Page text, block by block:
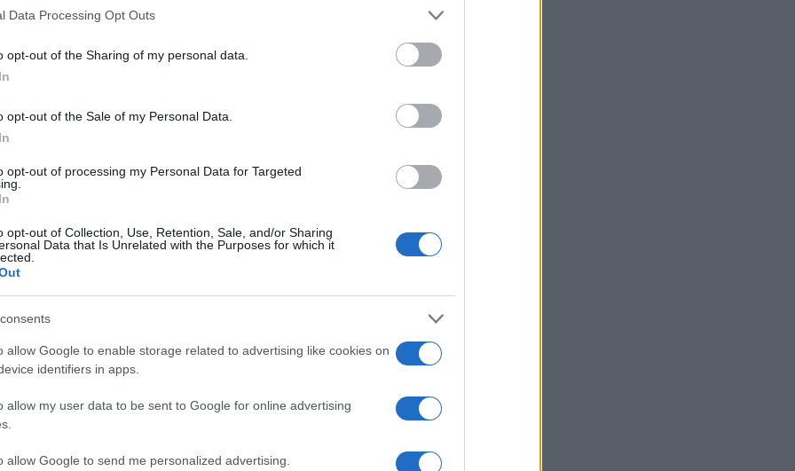
Data Processing Opt Outs
opt-out of the Sharing of my personal data.
opt-out of the Sale of my Personal Data.
opt-out of processing my Personal Data for Targeted
opt-out of Collection, Use, Retention, Sale, and/or Sharing
Data that Is Unrelated with the Purposes for which it
allow Google to enable storage related to advertising like cookies on
identifiers in apps.
allow my user data to be sent to Google for online advertising
allow Google to send me personalized advertising.
επικοινωνίας που τηρούνται στα μητρώα του
στο Εθνικό Μητρώο Επικοινωνίας
λάβουν sms και email από τη Γενική Γραμματεία
ενώ οι υπόλοιποι θα ειδοποιηθούν με
που δεν είναι εφικτή η επικοινωνία με κάποιον από
ειδοποιήσεις μέσω ταχυδρομείου.
τα οχήματά τους, θα πρέπει να επισκεφθούν
τους προσωπικούς κωδικούς taxisnet. Μέσω της
για την κατάσταση μη συμμόρφωσης κάθε οχήματος
Πληροφοριακών Συστημάτων και Ψηφιακής
σε συνεργασία με τα Υπουργεία Εθνικής
και Προστασίας του Πολίτη και την ΑΑΔΕ,
Στη διαδικασία αξιοποιούνται δεδομένα από το
Αυτοκινήτων και την Εναλλακτική Διαχείριση